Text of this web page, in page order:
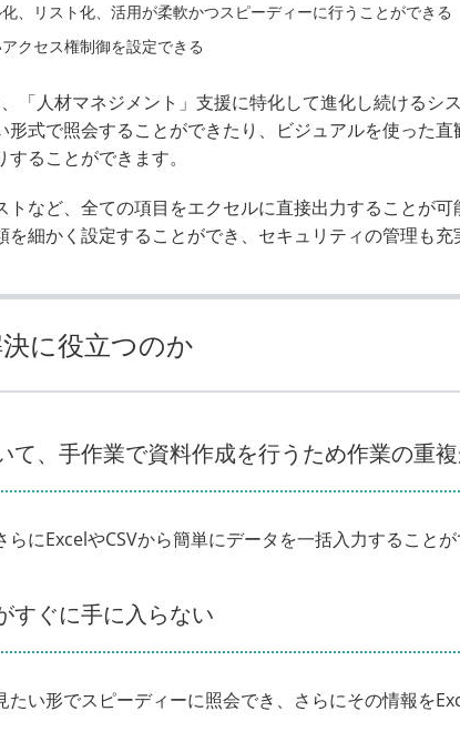
、リスト化、活用が柔軟かつスピーディーに行うことができる
クセス権制御を設定できる
「人材マネジメント」支援に特化して進化し続けるシ
式で照会することができたり、ビジュアルを使った
ることができます。
トなど、全ての項目をエクセルに直接出力することが
細かく設定することができ、セキュリティの管理も充
に役立つのか
て、手作業で資料作成を行うため作業の重
にExcelやCSVから簡単にデータを一括入力することが
すぐに手に入らない
い形でスピーディーに照会でき、さらにその情報を